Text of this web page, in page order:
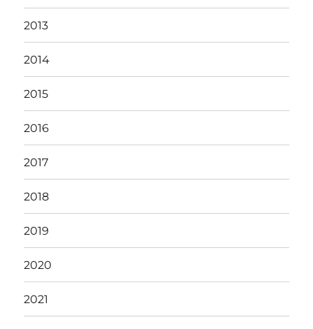
2013
2014
2015
2016
2017
2018
2019
2020
2021